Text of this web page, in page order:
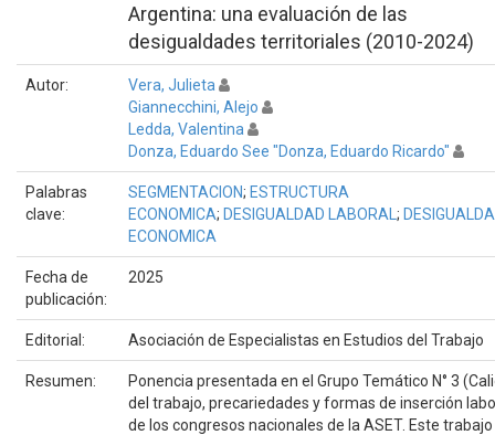
Argentina: una evaluación de las
desigualdades territoriales (2010-2024)
Autor:
Vera, Julieta
Giannecchini, Alejo
Ledda, Valentina
Donza, Eduardo See "Donza, Eduardo Ricardo"
Palabras
clave:
SEGMENTACION; ESTRUCTURA
ECONOMICA; DESIGUALDAD LABORAL ;
ECONOMICA
Fecha de
publicación:
2025
Editorial: Asociación de Especialistas en Estudios del Trabajo
Resumen:
Ponencia presentada en el Grupo Temático N° 3
del trabajo, precariedades y formas de inserción
de los congresos nacionales de la ASET. Este trabajo